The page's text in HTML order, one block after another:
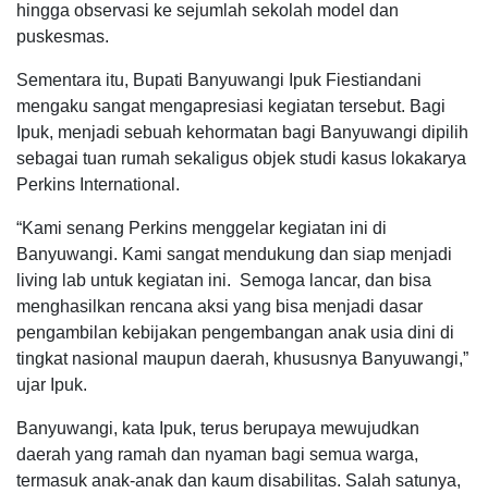
hingga observasi ke sejumlah sekolah model dan
puskesmas.
Sementara itu, Bupati Banyuwangi Ipuk Fiestiandani
mengaku sangat mengapresiasi kegiatan tersebut. Bagi
Ipuk, menjadi sebuah kehormatan bagi Banyuwangi dipilih
sebagai tuan rumah sekaligus objek studi kasus lokakarya
Perkins International.
“Kami senang Perkins menggelar kegiatan ini di
Banyuwangi. Kami sangat mendukung dan siap menjadi
living lab untuk kegiatan ini. Semoga lancar, dan bisa
menghasilkan rencana aksi yang bisa menjadi dasar
pengambilan kebijakan pengembangan anak usia dini di
tingkat nasional maupun daerah, khususnya Banyuwangi,”
ujar Ipuk.
Banyuwangi, kata Ipuk, terus berupaya mewujudkan
daerah yang ramah dan nyaman bagi semua warga,
termasuk anak-anak dan kaum disabilitas. Salah satunya,